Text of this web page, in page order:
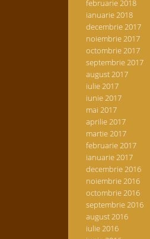
februarie 2018
ianuarie 2018
decembrie 2017
noiembrie 2017
octombrie 2017
septembrie 2017
august 2017
iulie 2017
iunie 2017
mai 2017
aprilie 2017
martie 2017
februarie 2017
ianuarie 2017
decembrie 2016
noiembrie 2016
octombrie 2016
septembrie 2016
august 2016
iulie 2016